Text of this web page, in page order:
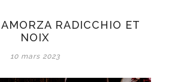
RADICCHIO ET
NOIX
10 mars 2023